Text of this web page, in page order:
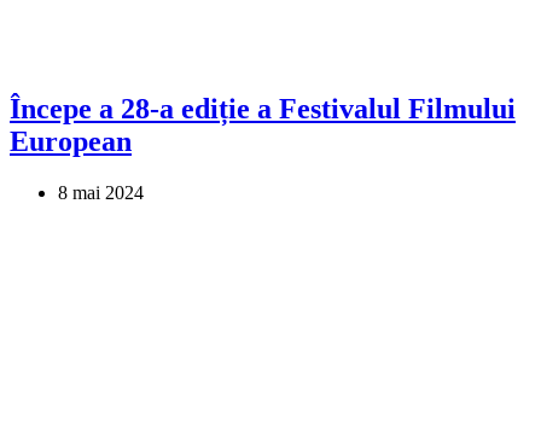
Începe a 28-a ediție a Festivalul Filmului
European
8 mai 2024